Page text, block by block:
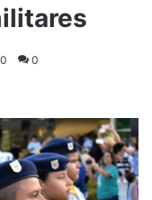
0